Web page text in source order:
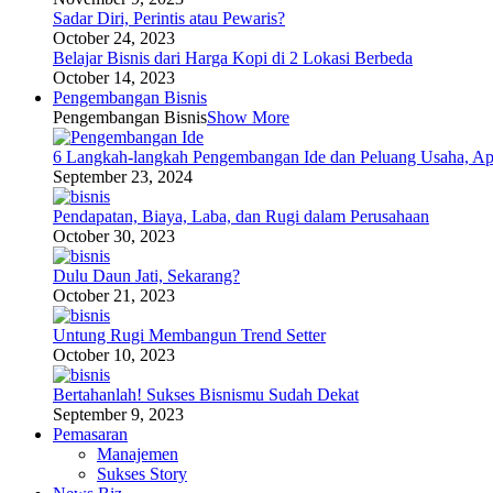
Sadar Diri, Perintis atau Pewaris?
October 24, 2023
Belajar Bisnis dari Harga Kopi di 2 Lokasi Berbeda
October 14, 2023
Pengembangan Bisnis
Pengembangan BisnisShow More
6 Langkah-langkah Pengembangan Ide dan Peluang Usaha,
September 23, 2024
Pendapatan, Biaya, Laba, dan Rugi dalam Perusahaan
October 30, 2023
Dulu Daun Jati, Sekarang?
October 21, 2023
Untung Rugi Membangun Trend Setter
October 10, 2023
Bertahanlah! Sukses Bisnismu Sudah Dekat
September 9, 2023
Pemasaran
Manajemen
Sukses Story